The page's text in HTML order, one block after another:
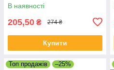
В наявності
205,50 ₴ 274 ₴
Купити
Топ продажів –25%